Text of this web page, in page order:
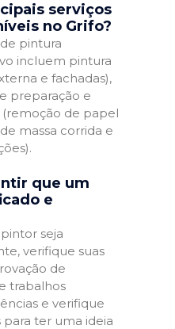
serviços
no Grifo?
pintura
incluem pintura
e fachadas),
preparação e
de papel
massa corrida e
que um
e
seja
verifique suas
de
trabalhos
e verifique
para ter uma ideia